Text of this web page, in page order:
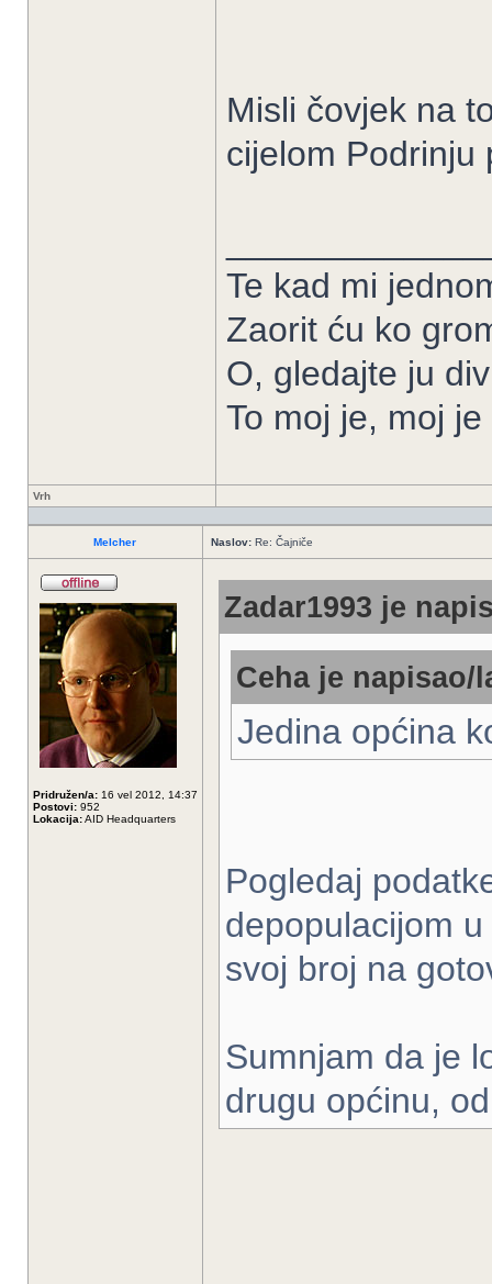
Misli čovjek na
cijelom Podrinju
Te kad mi
Zaorit ću ko
O, gledajte ju
To moj je, moj
Vrh
Melcher Naslov: Re: Čajniče
Pridružen/a: 16 vel 2012, 14:37
Postovi: 952
Lokacija:AID Headquarters
Zadar1993 je
Ceha je napisao/
Jedina općina
Pogledaj
depopulacijom
svoj broj na
Sumnjam da je
drugu općinu,